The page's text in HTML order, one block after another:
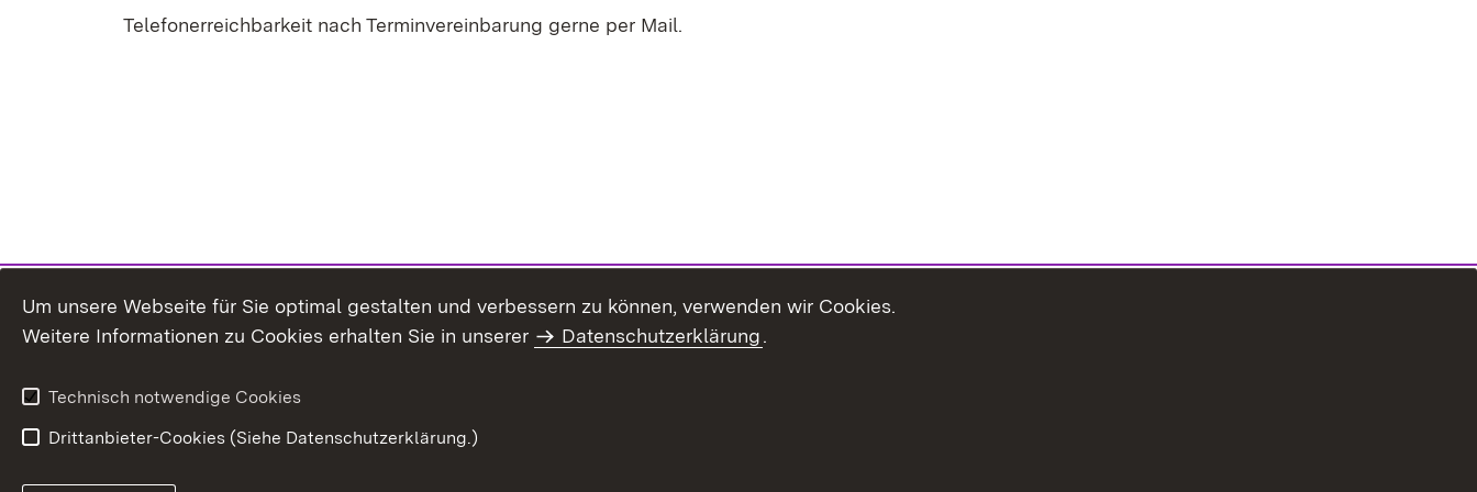
Telefonerreichbarkeit nach Terminvereinbarung gerne per Mail.
Um unsere Webseite für Sie optimal gestalten und verbessern zu können, verwenden wir Cookies.
Weitere Informationen zu Cookies erhalten Sie in unserer
Datenschutzerklärung.
Technisch notwendige Cookies
Drittanbieter-Cookies (Siehe Datenschutzerklärung.)